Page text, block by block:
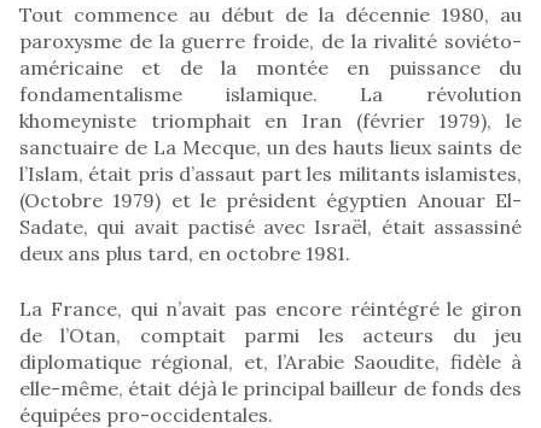
Tout commence au début de la décennie 1980, au
paroxysme de la guerre froide, de la rivalité soviéto-
américaine et de la montée en puissance du
fondamentalisme islamique. La révolution
khomeyniste triomphait en Iran (février 1979), le
sanctuaire de La Mecque, un des hauts lieux saints de
l’Islam, était pris d’assaut part les militants islamistes,
(Octobre 1979) et le président égyptien Anouar El-
Sadate, qui avait pactisé avec Israël, était assassiné
deux ans plus tard, en octobre 1981.
La France, qui n’avait pas encore réintégré le giron
de l’Otan, comptait parmi les acteurs du jeu
diplomatique régional, et, l’Arabie Saoudite, fidèle à
elle-même, était déjà le principal bailleur de fonds des
équipées pro-occidentales.